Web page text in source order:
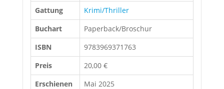
Gattung
Krimi/Thriller
Buchart
Paperback/Broschur
ISBN
9783969371763
Preis
20,00 €
Erschienen
Mai 2025